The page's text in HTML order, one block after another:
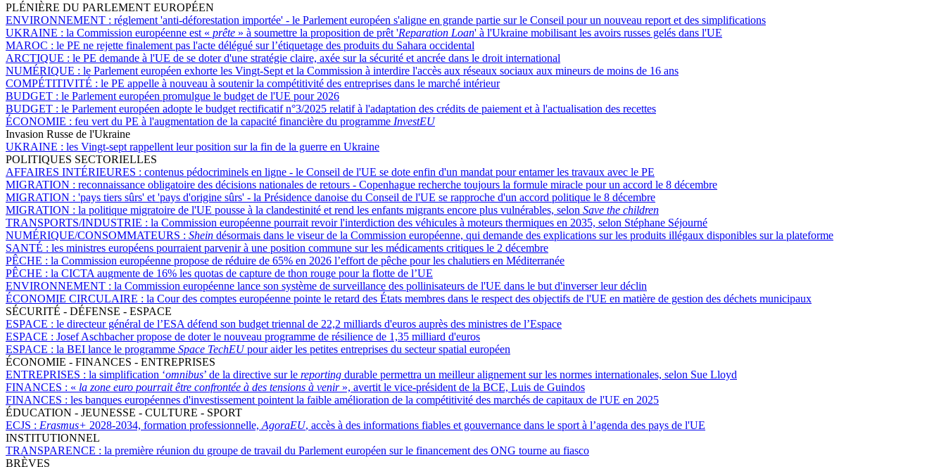
PLÉNIÈRE DU PARLEMENT EUROPÉEN
ENVIRONNEMENT : réglement 'anti-déforestation importée' - le Parlement européen s'aligne en grande partie sur le Conseil pour un nouveau report et des simplifications
UKRAINE : la Commission européenne est « prête » à soumettre la proposition de prêt 'Reparation Loan' à l'Ukraine mobilisant les avoirs russes gelés dans l'UE
MAROC : le PE ne rejette finalement pas l'acte délégué sur l’étiquetage des produits du Sahara occidental
ARCTIQUE : le PE demande à l'UE de se doter d'une stratégie claire, axée sur la sécurité et ancrée dans le droit international
NUMÉRIQUE : le Parlement européen exhorte les Vingt-Sept et la Commission à interdire l'accès aux réseaux sociaux aux mineurs de moins de 16 ans
COMPÉTITIVITÉ : le PE appelle à nouveau à soutenir la compétitivité des entreprises dans le marché intérieur
BUDGET : le Parlement européen promulgue le budget de l'UE pour 2026
BUDGET : le Parlement européen adopte le budget rectificatif n°3/2025 relatif à l'adaptation des crédits de paiement et à l'actualisation des recettes
ÉCONOMIE : feu vert du PE à l'augmentation de la capacité financière du programme InvestEU
Invasion Russe de l'Ukraine
UKRAINE : les Vingt-sept rappellent leur position sur la fin de la guerre en Ukraine
POLITIQUES SECTORIELLES
AFFAIRES INTÉRIEURES : contenus pédocriminels en ligne - le Conseil de l'UE se dote enfin d'un mandat pour entamer les travaux avec le PE
MIGRATION : reconnaissance obligatoire des décisions nationales de retours - Copenhague recherche toujours la formule miracle pour un accord le 8 décembre
MIGRATION : 'pays tiers sûrs' et 'pays d'origine sûrs' - la Présidence danoise du Conseil de l'UE se rapproche d'un accord politique le 8 décembre
MIGRATION : la politique migratoire de l'UE pousse à la clandestinité et rend les enfants migrants encore plus vulnérables, selon Save the children
TRANSPORTS/INDUSTRIE : la Commission européenne pourrait revoir l'interdiction des véhicules à moteurs thermiques en 2035, selon Stéphane Séjourné
NUMÉRIQUE/CONSOMMATEURS : Shein désormais dans le viseur de la Commission européenne, qui demande des explications sur les produits illégaux disponibles sur la plateforme
SANTÉ : les ministres européens pourraient parvenir à une position commune sur les médicaments critiques le 2 décembre
PÊCHE : la Commission européenne propose de réduire de 65% en 2026 l’effort de pêche pour les chalutiers en Méditerranée
PÊCHE : la CICTA augmente de 16% les quotas de capture de thon rouge pour la flotte de l’UE
ENVIRONNEMENT : la Commission européenne lance son système de surveillance des pollinisateurs de l'UE dans le but d'inverser leur déclin
ÉCONOMIE CIRCULAIRE : la Cour des comptes européenne pointe le retard des États membres dans le respect des objectifs de l'UE en matière de gestion des déchets municipaux
SÉCURITÉ - DÉFENSE - ESPACE
ESPACE : le directeur général de l’ESA défend son budget triennal de 22,2 milliards d'euros auprès des ministres de l’Espace
ESPACE : Josef Aschbacher propose de doter le nouveau programme de résilience de 1,35 milliard d'euros
ESPACE : la BEI lance le programme Space TechEUpour aider les petites entreprises du secteur spatial européen
ÉCONOMIE - FINANCES - ENTREPRISES
ENTREPRISES : la simplification ‘omnibus’ de la directive sur le reporting durable permettra un meilleur alignement sur les normes internationales, selon Sue Lloyd
FINANCES : « la zone euro pourrait être confrontée à des tensions à venir », avertit le vice-président de la BCE, Luis de Guindos
FINANCES : les banques européennes d'investissement pointent la faible amélioration de la compétitivité des marchés de capitaux de l'UE en 2025
ÉDUCATION - JEUNESSE - CULTURE - SPORT
ECJS : Erasmus+ 2028-2034, formation professionnelle, AgoraEU, accès à des informations fiables et gouvernance dans le sport à l’agenda des pays de l'UE
INSTITUTIONNEL
TRANSPARENCE : la première réunion du groupe de travail du Parlement européen sur le financement des ONG tourne au fiasco
BRÈVES